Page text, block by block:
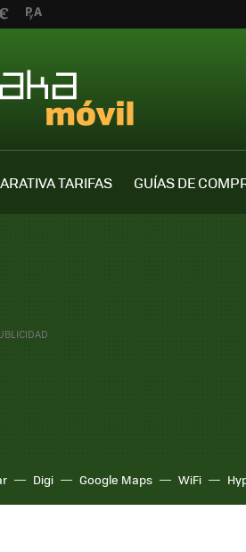
TARIFAS
GUÍAS DE
Digi Google Maps WiFi